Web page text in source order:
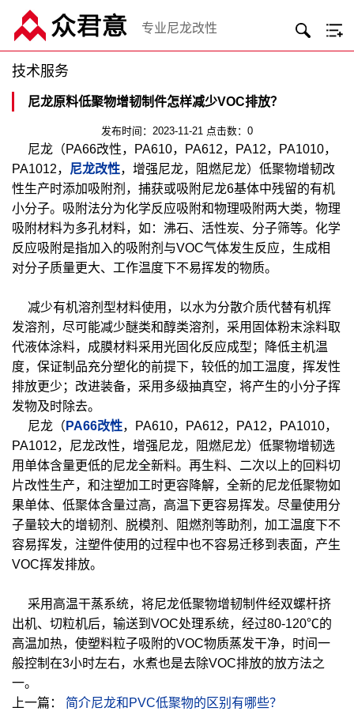
专业尼龙改性
技术服务
尼龙原料低聚物增韧制件怎样减少VOC排放？
发布时间：2023-11-21 点击数：0
尼龙（PA66改性，PA610，PA612，PA12，PA1010，
PA1012， 尼龙改性，增强尼龙，阻燃尼龙）低聚物增韧改
性生产时添加吸附剂，捕获或吸附尼龙6基体中残留的有机
小分子。吸附法分为化学反应吸附和物理吸附两大类，物理
吸附材料为多孔材料，如：沸石、活性炭、分子筛等。化学
反应吸附是指加入的吸附剂与VOC气体发生反应，生成相
对分子质量更大、工作温度下不易挥发的物质。
减少有机溶剂型材料使用，以水为分散介质代替有机挥
发溶剂，尽可能减少醚类和醇类溶剂，采用固体粉末涂料取
代液体涂料，成膜材料采用光固化反应成型；降低主机温
度，保证制品充分塑化的前提下，较低的加工温度，挥发性
排放更少；改进装备，采用多级抽真空，将产生的小分子挥
发物及时除去。
尼龙（ PA66改性，PA610，PA612，PA12，PA1010，
PA1012，尼龙改性，增强尼龙，阻燃尼龙）低聚物增韧选
用单体含量更低的尼龙全新料。再生料、二次以上的回料切
片改性生产，和注塑加工时更容降解，全新的尼龙低聚物如
果单体、低聚体含量过高，高温下更容易挥发。尽量使用分
子量较大的增韧剂、脱模剂、阻燃剂等助剂，加工温度下不
容易挥发，注塑件使用的过程中也不容易迁移到表面，产生
VOC挥发排放。
采用高温干蒸系统，将尼龙低聚物增韧制件经双螺杆挤
出机、切粒机后，输送到VOC处理系统，经过80-120℃的
高温加热，使塑料粒子吸附的VOC物质蒸发干净，时间一
般控制在3小时左右，水煮也是去除VOC排放的放方法之
一。
上一篇： 简介尼龙和PVC低聚物的区别有哪些？